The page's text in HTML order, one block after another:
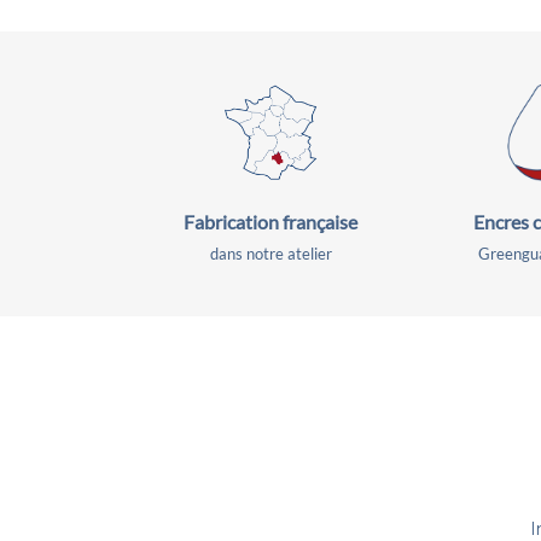
Fabricationfrançaise
dans notre atelier
Encres